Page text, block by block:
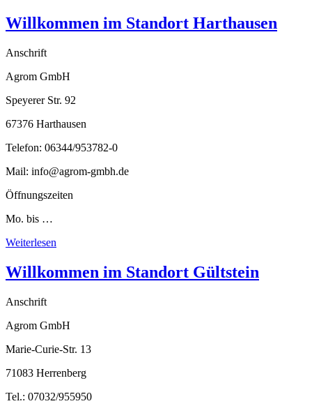
Willkommen im Standort Harthausen
Anschrift
Agrom GmbH
Speyerer Str. 92
67376 Harthausen
Telefon: 06344/953782-0
Mail: info@agrom-gmbh.de
Öffnungszeiten
Mo. bis …
Weiterlesen
Willkommen im Standort Gültstein
Anschrift
Agrom GmbH
Marie-Curie-Str. 13
71083 Herrenberg
Tel.: 07032/955950